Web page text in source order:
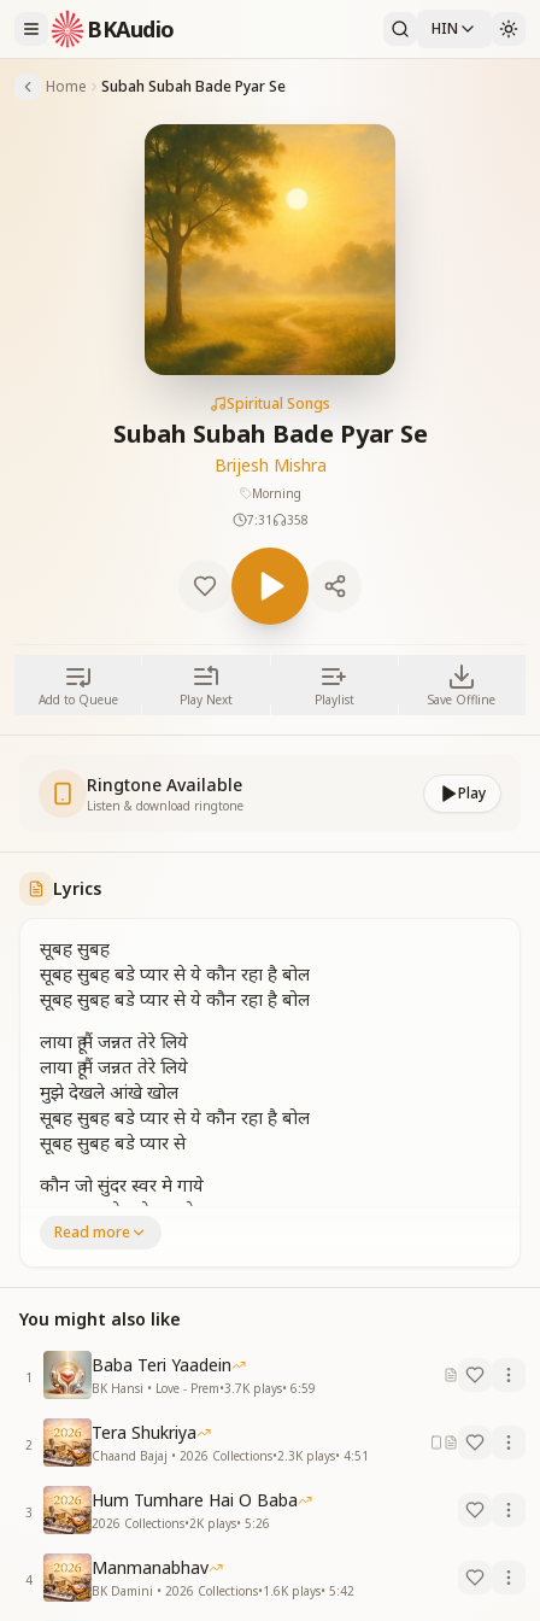
BKAudio HIN
Home Subah Subah Bade Pyar Se
Spiritual Songs
Subah Subah Bade Pyar Se
Brijesh Mishra
Morning
7:31
358
Add to Queue Play Next Playlist Save Offline
Ringtone Available
Listen & download ringtone
Play
Lyrics
सूबह सुबह
सूबह सुबह बडे प्यार से ये कौन रहा है बोल
सूबह सुबह बडे प्यार से ये कौन रहा है बोल
लाया हू मैं जन्नत तेरे लिये
लाया हू मैं जन्नत तेरे लिये
मुझे देखले आंखे खोल
सूबह सुबह बडे प्यार से ये कौन रहा है बोल
सूबह सुबह बडे प्यार से
कौन जो सुंदर स्वर मे गाये
कहकर बच्चे मुझे जगाये
कौन जो सुंदर सुर मे गाये
शब्द है किस के इतने प्यारे
शब्द है किस के इतने प्यारे
कहता हमे दुलारे
वाणी में हृदय से वो रहा मधुरस घोल
सूबह सुबह बडे प्यार से ये कौन रहा है बोल
सूबह सुबह बडे प्यार से
चारो ओर है दिव्य प्रकाश
करा रहा है मधुर एहसास
चारो ओर है दिव्य प्रकाश
करा रहा है मधुर एहसास
अवगुण मेरे जो बिसराए
अवगुण मेरे जो बिसराए
देख हमे मुस्काए
Read more
You might also like
1
Baba Teri Yaadein
BK Hansi • Love - Prem•3.7K plays• 6:59
2
Tera Shukriya
Chaand Bajaj • 2026 Collections•2.3K plays• 4:51
3
Hum Tumhare Hai O Baba
2026 Collections•2K plays• 5:26
4
Manmanabhav
BK Damini • 2026 Collections•1.6K plays• 5:42